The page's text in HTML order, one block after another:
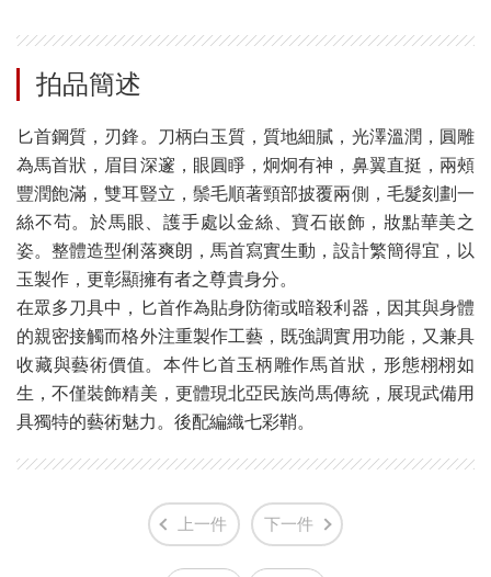
拍品簡述
匕首鋼質，刃鋒。刀柄白玉質，質地細膩，光澤溫潤，圓雕
為馬首狀，眉目深邃，眼圓睜，炯炯有神，鼻翼直挺，兩頰
豐潤飽滿，雙耳豎立，鬃毛順著頸部披覆兩側，毛髮刻劃一
絲不苟。於馬眼、護手處以金絲、寶石嵌飾，妝點華美之
姿。整體造型俐落爽朗，馬首寫實生動，設計繁簡得宜，以
玉製作，更彰顯擁有者之尊貴身分。
在眾多刀具中，匕首作為貼身防衛或暗殺利器，因其與身體
的親密接觸而格外注重製作工藝，既強調實用功能，又兼具
收藏與藝術價值。本件匕首玉柄雕作馬首狀，形態栩栩如
生，不僅裝飾精美，更體現北亞民族尚馬傳統，展現武備用
具獨特的藝術魅力。後配編織七彩鞘。
上一件 下一件